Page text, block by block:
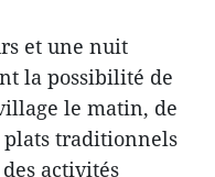
et une nuit
la possibilité de
le matin, de
plats traditionnels
activités